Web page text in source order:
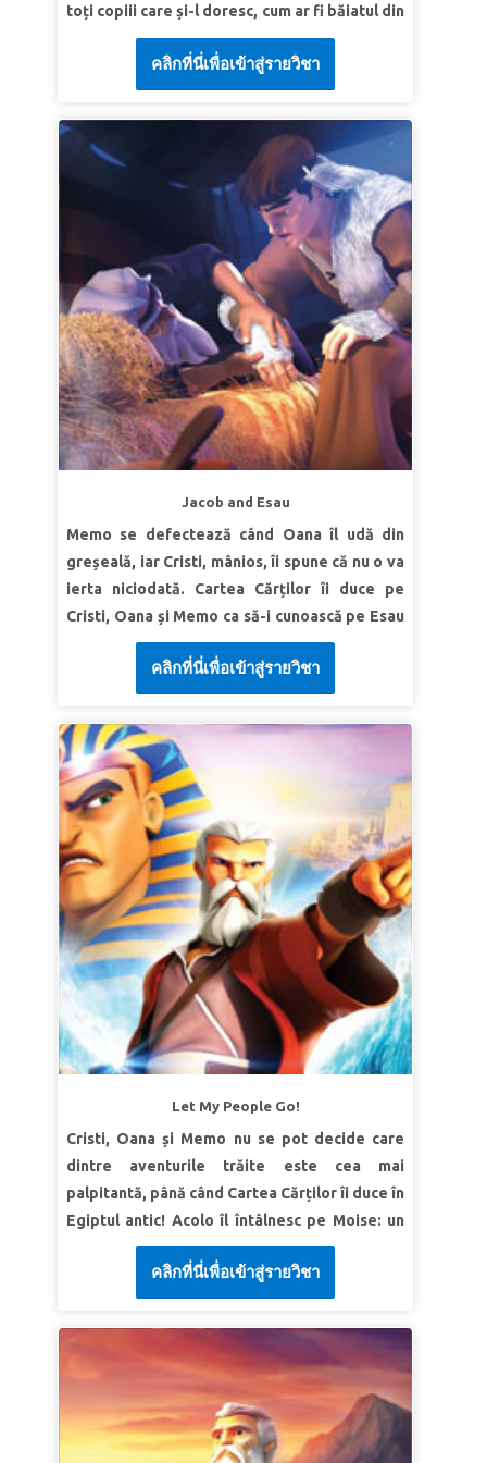
LECȚIA 3 DUMNEZEU ARE UN PLAN
mă aduce înapoi la El.
între tine şi femeie, între sămânţa ta şi
sămânţa ei. Aceasta îţi va zdrobi capul, şi tu îi
vei zdrobi călcâiul.” Geneza 3:15 (NTR)
toți copiii care și-l doresc, cum ar fi băiatul din
spital. Cartea Cărților îi duce pe Cristi, Oana și
Memo să îl întâlnească pe Avraam, al cărui
credință este încercată. Ei sunt martori la
modul în care acest tată iubitor trebuie să
aleagă cine este cel mai important: Dumnezeu
sau fiul său iubit, Isaac. Copiii învață că cele
mai grele alegeri pot aduce cea mai mare
LECȚIA 1 O RELAȚIE CU DUMNEZEU
Adevăr biblic: Voi asculta de Dumnezeu și mă
voi încrede în promisiunile Lui.
Verset | Sari ca mingea Umblă înaintea Mea şi
fii fără prihană. Voi face un legământ între
Mine şi tine şi te voi înmulţi nespus de mult.”
Geneza 17:1b-2 (VDC)
atunci când îmi este greu.
Verset | Sari ca mingea ,,Îngerul a zis: ‘Să nu
pui mâna pe băiat şi să nu-i faci nimic; căci ştiu
acum că te temi de Dumnezeu, întrucât n-ai
cruţat pe fiul tău, pe singurul tău fiu, pentru
LECȚIA 3 DUMNEZEU POARTĂ DE GRIJĂ
Adevăr biblic: „Dumnezeu mă iubește și S-a
dat pe Sine pentru mine.”
Verset | Sari ca mingea „Fiindcă atât de mult a
iubit Dumnezeu lumea, că a dat pe singurul Lui
Fiu, pentru ca oricine crede în El să nu piară, ci
să aibă viaţa veşnică.” Ioan 3:16
คลิกที่นี่เพื่อเข้าสู่รายวิชา
Jacob and Esau
Memo se defectează când Oana îl udă din
greșeală, iar Cristi, mânios, îi spune că nu o va
ierta niciodată. Cartea Cărților îi duce pe
Cristi, Oana și Memo ca să-i cunoască pe Esau
și Iacov, gemenii rivali. Află cum Iacov își
păcălește tatăl și îi fură lui Esau dreptul de
întâi născut, apoi fuge să-și salveze viața. În
final, Esau îl iartă pe Iacov și frații se împacă.
Dezbateți povestea lui Iacov și Esau, apoi
discutați despre relațiile rupte ale copiilor.
Rugați-vă pentru situație și încurajați copilul
să ierte acea persoană sau să-i ceară iertare.
LECȚIA 1 MOȘTENIM BINECUVÂNTĂRILE
LUI
Adevăr biblic: „Sunt copilul lui Dumnezeu și
moștenesc toate binecuvântările Lui.”
Verset | Sari ca mingea Esau a zis tatălui său:
„N-ai decât această singură binecuvântare,
tată? Binecuvântează-mă şi pe mine, tată!’ Şi
Esau a ridicat glasul şi a plâns.” Geneza 27:38
LECȚIA 2 PREȚUIEȘTE-ȚI
BINECUVÂNTĂRILE
toate binecuvântările Domnului.
Verset | Sari ca mingea „Apoi a zis: ‘Numele
tău nu va mai fi Iacov, căci ai luptat cu
LECȚIA 3 IARTĂ-I PE CEILALȚI
Adevăr biblic: Voi ierta pe ceilalți așa cum Isus
m-a iertat pe mine.
Verset | Sari ca mingea „Dimpotrivă, fiţi buni
คลิกที่นี่เพื่อเข้าสู่รายวิชา
Let My People Go!
Cristi, Oana și Memo nu se pot decide care
dintre aventurile trăite este cea mai
palpitantă, până când Cartea Cărților îi duce în
Egiptul antic! Acolo îl întâlnesc pe Moise: un
prinț fugar, devenit păstor. Descoperă cum
Moise este ales de Dumnezeu să îl înfrunte pe
faraon și să elibereze israeliţii din robie. Ei
sunt martori ai urgiilor, a exodululul din Egipt
și a despărțirii Mării Roșii. Copiii învață că
atunci când Dumnezeu este cu noi, toate
lucrurile sunt posibile.
LECȚIA 1 DUMNEZEU ÎNȚELEGE
คลิกที่นี่เพื่อเข้าสู่รายวิชา